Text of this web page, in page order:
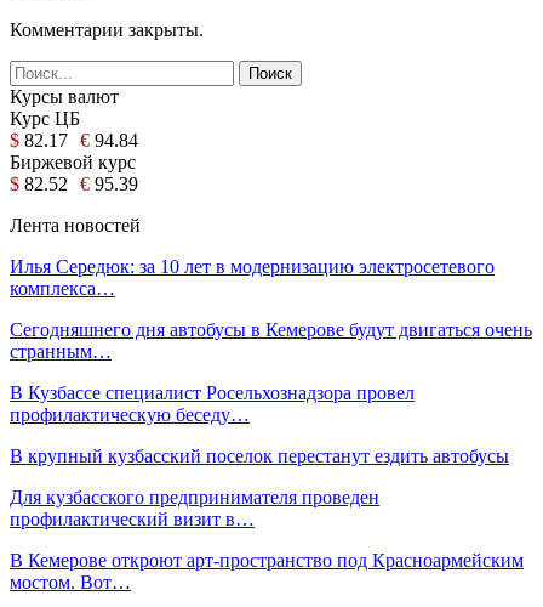
Комментарии закрыты.
Курсы валют
Курс ЦБ
$ 82.17 € 94.84
Биржевой курс
$ 82.52 € 95.39
Лента новостей
Илья Середюк: за 10 лет в модернизацию электросетевого
комплекса…
Сегодняшнего дня автобусы в Кемерове будут двигаться очень
странным…
В Кузбассе специалист Росельхознадзора провел
профилактическую беседу…
В крупный кузбасский поселок перестанут ездить автобусы
Для кузбасского предпринимателя проведен
профилактический визит в…
В Кемерове откроют арт-пространство под Красноармейским
мостом. Вот…